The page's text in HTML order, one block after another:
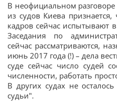
В неофициальном
из судов Киева
кадров сейчас испытывают
Заседания по
сейчас рассматриваются,
июнь 2017 года (!) – дела
суде сейчас число судей
численности, работать
В других судах не
судьи".